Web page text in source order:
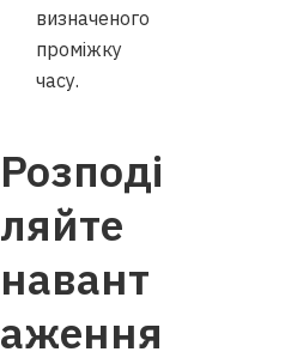
визначеного
проміжку
часу.
Розподі
ляйте
навант
аження